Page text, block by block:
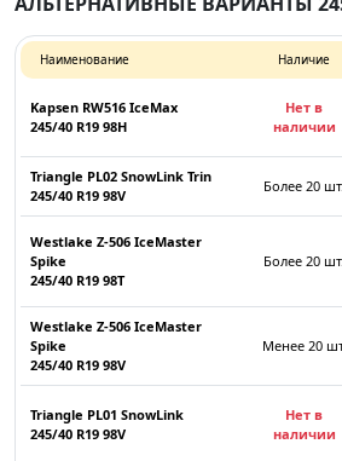
Наименование Наличие
Kapsen RW516 IceMax
245/40 R19 98H
Нет в
наличии
Triangle PL02 SnowLink Trin
245/40 R19 98V
Более 20 шт.
Westlake Z-506 IceMaster
Spike
245/40 R19 98T
Более 20 шт.
Westlake Z-506 IceMaster
Spike
245/40 R19 98V
Менее 20
Triangle PL01 SnowLink
245/40 R19 98V
Нет в
наличии